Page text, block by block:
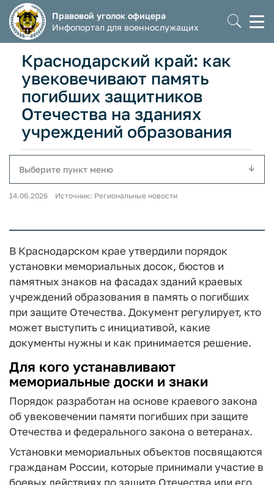
Правовой уголок офицера
Инфопортал для военнослужащих
Краснодарский край: как
увековечивают память
погибших защитников
Отечества на зданиях
учреждений образования
Выберите пункт меню
14.06.2026 Источник: Региональные новости
В Краснодарском крае утвердили порядок
установки мемориальных досок, бюстов и
памятных знаков на фасадах зданий краевых
учреждений образования в память о погибших
при защите Отечества. Документ регулирует, кто
может выступить с инициативой, какие
документы нужны и как принимается решение.
Для кого устанавливают
мемориальные доски и знаки
Порядок разработан на основе краевого закона
об увековечении памяти погибших при защите
Отечества и федерального закона о ветеранах.
Установки мемориальных объектов посвящаются
гражданам России, которые принимали участие в
боевых действиях по защите Отечества или его